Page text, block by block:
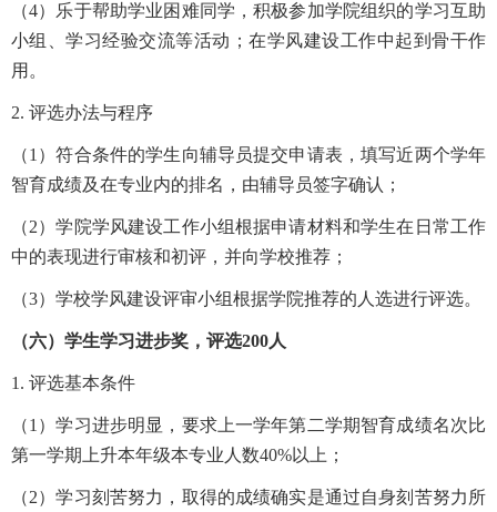
（4）乐于帮助学业困难同学，积极参加学院组织的学习互助
小组、学习经验交流等活动；在学风建设工作中起到骨干作
用。
2. 评选办法与程序
（1）符合条件的学生向辅导员提交申请表，填写近两个学年
智育成绩及在专业内的排名，由辅导员签字确认；
（2）学院学风建设工作小组根据申请材料和学生在日常工作
中的表现进行审核和初评，并向学校推荐；
（3）学校学风建设评审小组根据学院推荐的人选进行评选。
（六）学生学习进步奖，评选200人
1. 评选基本条件
（1）学习进步明显，要求上一学年第二学期智育成绩名次比
第一学期上升本年级本专业人数40%以上；
（2）学习刻苦努力，取得的成绩确实是通过自身刻苦努力所